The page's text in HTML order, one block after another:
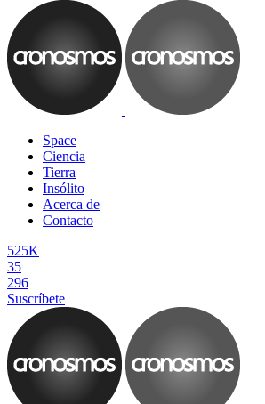
Space
Ciencia
Tierra
Insólito
Acerca de
Contacto
525K
35
296
Suscríbete